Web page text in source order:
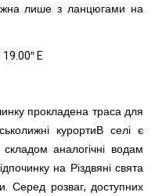
лише з ланцюгами на
19.00″ E
прокладена траса для
курортиВ селі є
аналогічні водам
на Різдвяні свята
Серед розваг, доступних